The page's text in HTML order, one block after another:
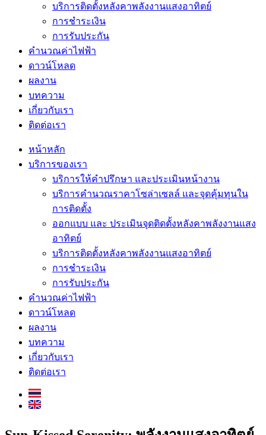
บริการติดตั้งหลังคาพลังงานแสงอาทิตย์
การชำระเงิน
การรับประกัน
คำนวณค่าไฟฟ้า
ดาวน์โหลด
ผลงาน
บทความ
เกี่ยวกับเรา
ติดต่อเรา
หน้าหลัก
บริการของเรา
บริการให้คำปรึกษา และประเมินหน้างาน
บริการคำนวณราคาโซล่าเซลล์ และจุดคุ้มทุนใน
การติดตั้ง
ออกแบบ และ ประเมินจุดติดตั้งหลังคาพลังงานแสง
อาทิตย์
บริการติดตั้งหลังคาพลังงานแสงอาทิตย์
การชำระเงิน
การรับประกัน
คำนวณค่าไฟฟ้า
ดาวน์โหลด
ผลงาน
บทความ
เกี่ยวกับเรา
ติดต่อเรา